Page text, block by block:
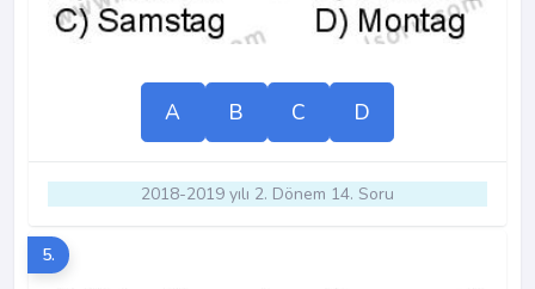
A B C D
2018-2019 yılı 2. Dönem 14. Soru
5.